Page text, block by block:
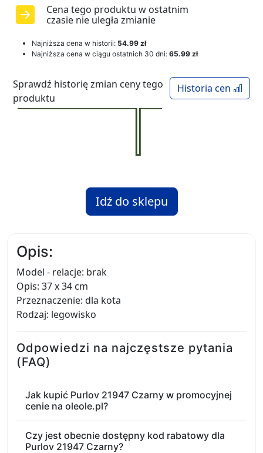
Cena tego produktu w ostatnim
czasie nie uległa zmianie
Najniższa cena w historii: 54.99 zł
Najniższa cena w ciągu ostatnich 30 dni: 65.99 zł
Historia cen
Sprawdź historię zmian ceny tego
produktu
Idź do sklepu
Opis:
Model - relacje: brak
Opis: 37 x 34 cm
Przeznaczenie: dla kota
Rodzaj: legowisko
Odpowiedzi na najczęstsze pytania
(FAQ)
Jak kupić Purlov 21947 Czarny w promocyjnej
cenie na oleole.pl?
Czy jest obecnie dostępny kod rabatowy dla
Purlov 21947 Czarny?